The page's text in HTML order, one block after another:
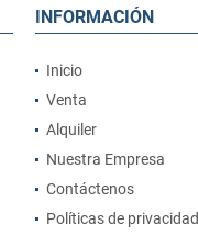
INFORMACIÓN
Inicio
Venta
Alquiler
Nuestra Empresa
Contáctenos
Políticas de privacidad